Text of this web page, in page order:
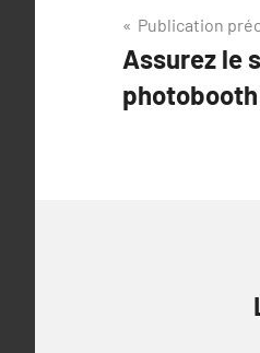
de
l’article
Publication
Assurez le
photobooth